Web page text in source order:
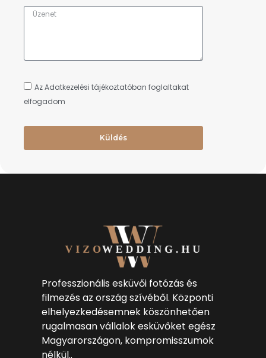
Az Adatkezelési tájékoztatóban foglaltakat
elfogadom
Küldés
Professzionális esküvői fotózás és
filmezés az ország szívéből. Központi
elhelyezkedésemnek köszönhetően
rugalmasan vállalok esküvőket egész
Magyarországon, kompromisszumok
nélkül..